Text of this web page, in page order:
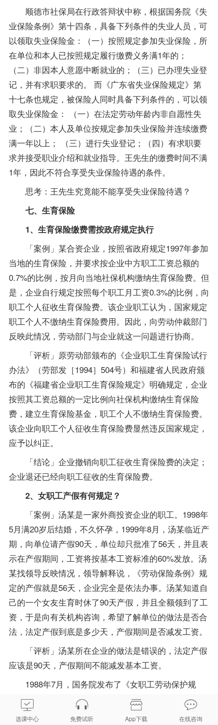
顺德市社保局在行政答辩状中称，根据国务院《失
业保险条例》第十四条，具备下列条件的失业人员，可
以领取失业保险金：（一）按照规定参加失业保险，所
在单位和本人已按照规定履行缴费义务满1年的；
（二）非因本人意愿中断就业的；（三）已办理失业登
记，并有求职要求的。 而《广东省失业保险规定》第
十七条也规定，被保险人同时具备下列条件的，可以领
取失业保险金： （一）在法定劳动年龄内非自愿性失
业；（二）本人及单位按规定参加失业保险并连续缴费
满一年以上； （三）进行失业登记；（四）有求职要
求并接受职业介绍和就业指导。王先生的缴费时间不满
1年，因此不符合享受失业保险待遇的条件。
思考：王先生究竟能不能享受失业保险待遇？
七、生育保险
1、生育保险缴费需按政府规定执行
「案例」某合资企业，按照省政府规定1997年参加
当地的生育保险，并要求按企业中方职工工资总额的
0.7%的比例，按月向当地社保机构缴纳生育保险费。但
是，企业自行规定按照每个职工月工资0.3%的比例，向
职工个人征收生育保险费。该企业职工认为，国家规定
职工个人不缴纳生育保险费用。因此，向劳动仲裁部门
反映此情况，劳动部门与企业就这一问题进行协商。
「评析」原劳动部颁布的《企业职工生育保险试行
办法》（劳部发［1994］504号）和福建省人民政府颁
布的《福建省企业职工生育保险规定》明确规定，企业
按照其工资总额的一定比例向社保机构缴纳生育保险
费，建立生育保险基金，职工个人不缴纳生育保险费。
该企业向职工个人征收生育保险费显然违反国家规定，
应予以纠正。
「结论」企业撤销向职工征收生育保险费的决定；
企业退还已经向职工征收的生育保险费。
2、女职工产假有何规定？
「案例」汤某是一家外商投资企业的职工。1998年
5月满20岁后结婚，不久怀孕，1999年8月，汤某临近产
期，向单位请产假90天，单位却只批准了56天，并且表
示在产假期间，工资将按基本工资标准的60%发放。汤
某找领导反映情况，领导解释说，《劳动保险条例》规
定的产假就是56天，企业完全是依法办事。汤某知道自
己的一个女友生育时休了90天产假，并且全额领到了工
资，于是向有关机构咨询，希望了解单位的做法是否合
法，法定产假到底是多少天，产假期间是否减发工资。
「评析」汤某所在企业的做法是错误的，法定产假
应该是90天，产假期间不能减发基本工资。
1988年7月，国务院发布了《女职工劳动保护规
定》，规定女职工产假为90天，其中产前休假15天。难
产的，增加产假15天。多胞胎生育的，每多生育一个婴
选课中心 免费试听 App下载 在线咨询